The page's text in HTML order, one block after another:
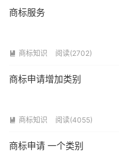
商标服务
 商标知识 阅读(2702)
商标申请增加类别
 商标知识 阅读(4055)
商标申请 一个类别